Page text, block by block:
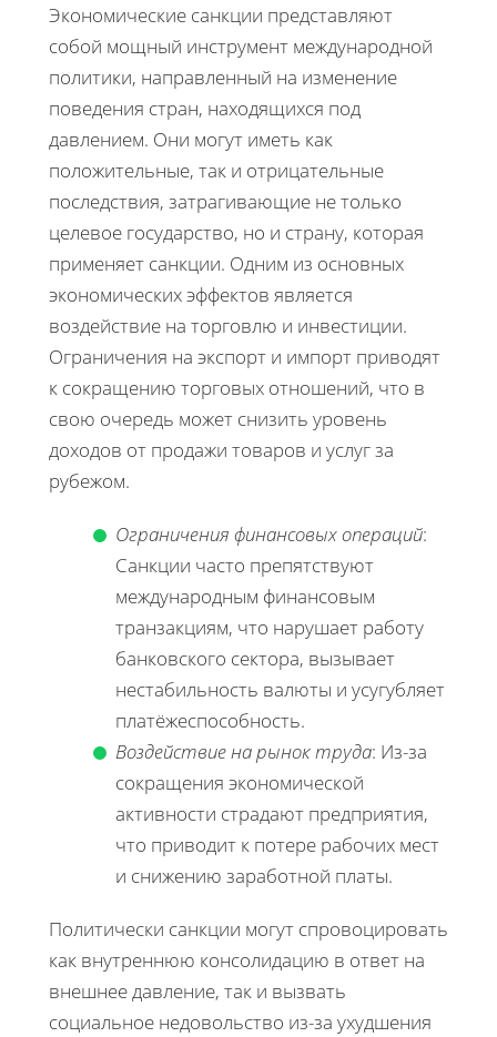
Экономические санкции представляют
собой мощный инструмент международной
политики, направленный на изменение
поведения стран, находящихся под
давлением. Они могут иметь как
положительные, так и отрицательные
последствия, затрагивающие не только
целевое государство, но и страну, которая
применяет санкции. Одним из основных
экономических эффектов является
воздействие на торговлю и инвестиции.
Ограничения на экспорт и импорт приводят
к сокращению торговых отношений, что в
свою очередь может снизить уровень
доходов от продажи товаров и услуг за
рубежом.
Ограничения финансовых операций:
Санкции часто препятствуют
международным финансовым
транзакциям, что нарушает работу
банковского сектора, вызывает
нестабильность валюты и усугубляет
платёжеспособность.
Воздействие на рынок труда: Из-за
сокращения экономической
активности страдают предприятия,
что приводит к потере рабочих мест
и снижению заработной платы.
Политически санкции могут спровоцировать
как внутреннюю консолидацию в ответ на
внешнее давление, так и вызвать
социальное недовольство из-за ухудшения